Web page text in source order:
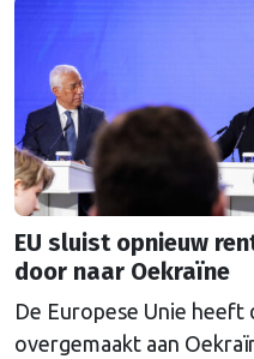
EU sluist opnieuw
door naar Oekraïne
De Europese Unie heeft
overgemaakt aan